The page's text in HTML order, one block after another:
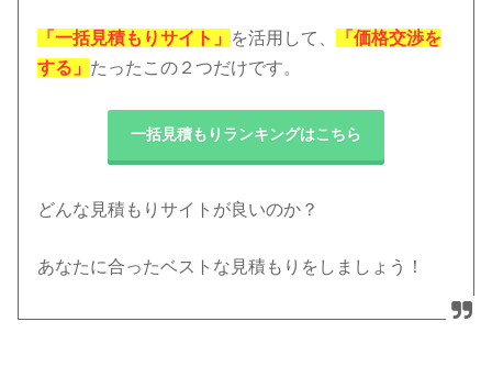
「一括見積もりサイト」 を活用して、
「価格交渉を
する」 たったこの２つだけです。
一括見積もりランキングはこちら
どんな見積もりサイトが良いのか？
あなたに合ったベストな見積もりをしましょう！